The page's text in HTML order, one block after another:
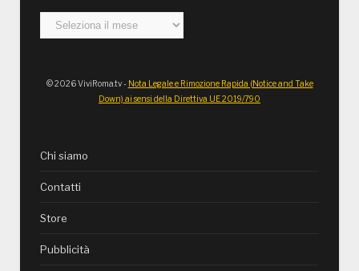
Archivi
© 2026 ViviRoma.tv - Nota Legale e Rimozione Rapida (Notice and Take
Down) ai sensi della Direttiva UE 2019/790
Chi siamo
Contatti
Store
Pubblicità